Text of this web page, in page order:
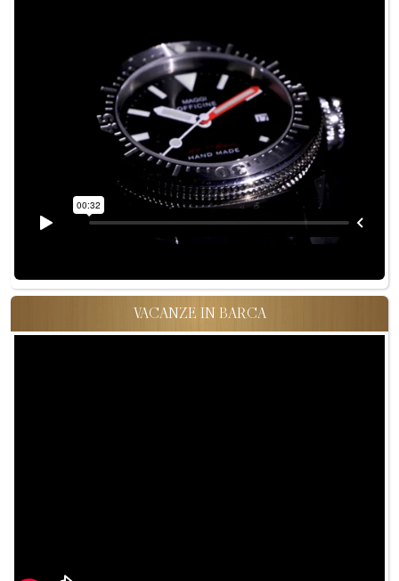
VACANZE IN BARCA